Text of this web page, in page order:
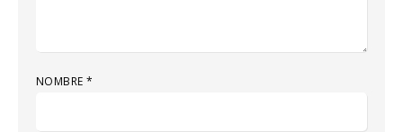
NOMBRE *